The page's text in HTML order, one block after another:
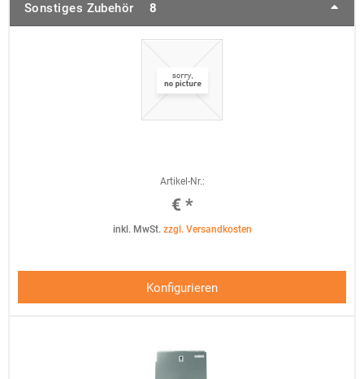
Sonstiges Zubehör 8
Artikel-Nr.:
€ *
inkl. MwSt. zzgl. Versandkosten
Konfigurieren